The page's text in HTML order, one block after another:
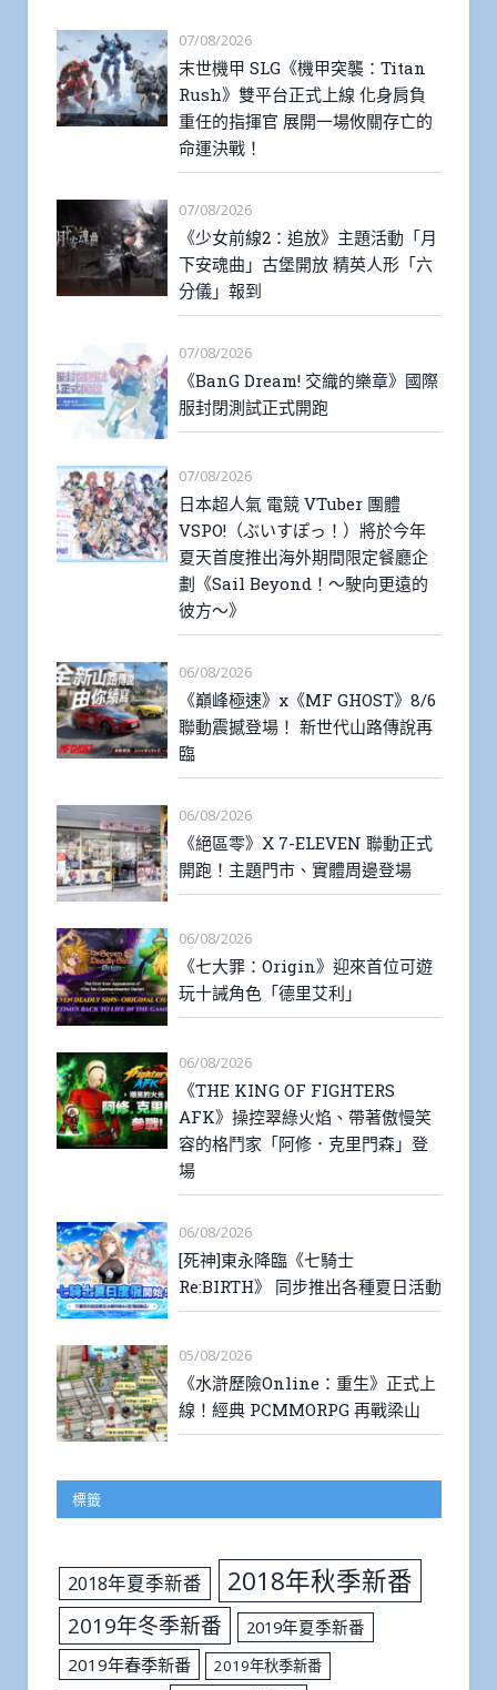
07/08/2026
末世機甲 SLG《機甲突襲：Titan
Rush》雙平台正式上線 化身肩負
重任的指揮官 展開一場攸關存亡的
命運決戰！
07/08/2026
《少女前線2：追放》主題活動「月
下安魂曲」古堡開放 精英人形「六
分儀」報到
07/08/2026
《BanG Dream! 交織的樂章》國際
服封閉測試正式開跑
07/08/2026
日本超人氣 電競 VTuber 團體
VSPO!（ぶいすぽっ！）將於今年
夏天首度推出海外期間限定餐廳企
劃《Sail Beyond！～駛向更遠的
彼方～》
06/08/2026
《巔峰極速》x《MF GHOST》8/6
聯動震撼登場！ 新世代山路傳說再
臨
06/08/2026
《絕區零》X 7-ELEVEN 聯動正式
開跑！主題門市、實體周邊登場
06/08/2026
《七大罪：Origin》迎來首位可遊
玩十誡角色「德里艾利」
06/08/2026
《THE KING OF FIGHTERS
AFK》操控翠綠火焰、帶著傲慢笑
容的格鬥家「阿修．克里門森」登
場
06/08/2026
[死神]東永降臨《七騎士
Re:BIRTH》 同步推出各種夏日活動
05/08/2026
《水滸歷險Online：重生》正式上
線！經典 PCMMORPG 再戰梁山
標籤
2018年夏季新番 2018年秋季新番
2019年冬季新番
2019年夏季新番
2019年春季新番
2019年秋季新番